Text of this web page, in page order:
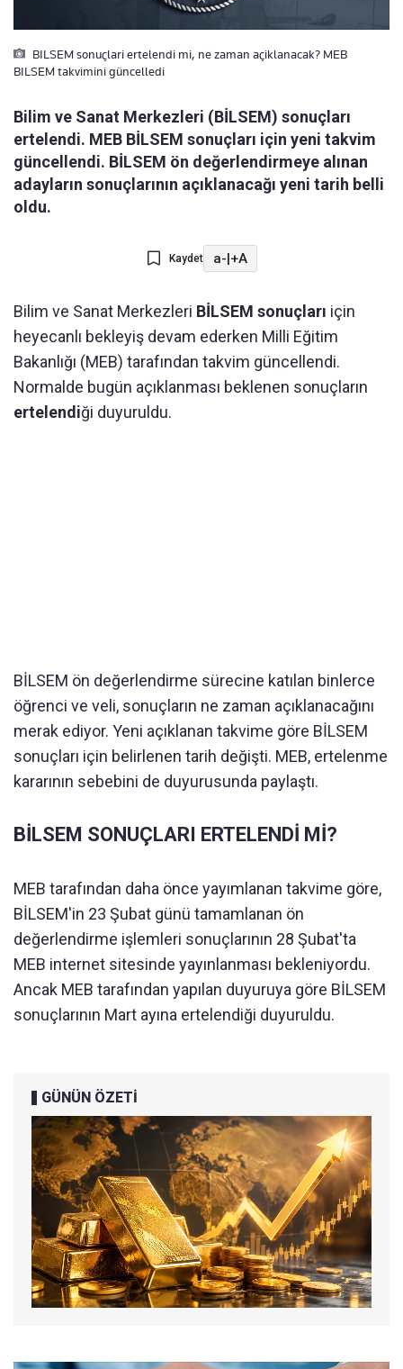
BILSEM sonuçlari ertelendi mi, ne zaman açiklanacak? MEB
BILSEM takvimini güncelledi
Bilim ve Sanat Merkezleri (BİLSEM) sonuçları
ertelendi. MEB BİLSEM sonuçları için yeni takvim
güncellendi. BİLSEM ön değerlendirmeye alınan
adayların sonuçlarının açıklanacağı yeni tarih belli
oldu.
Kaydet a-|+A
Bilim ve Sanat Merkezleri BİLSEM sonuçları için
heyecanlı bekleyiş devam ederken Milli Eğitim
Bakanlığı (MEB) tarafından takvim güncellendi.
Normalde bugün açıklanması beklenen sonuçların
ertelendiği duyuruldu.
BİLSEM ön değerlendirme sürecine katılan binlerce
öğrenci ve veli, sonuçların ne zaman açıklanacağını
merak ediyor. Yeni açıklanan takvime göre BİLSEM
sonuçları için belirlenen tarih değişti. MEB, ertelenme
kararının sebebini de duyurusunda paylaştı.
BİLSEM SONUÇLARI ERTELENDİ Mİ?
MEB tarafından daha önce yayımlanan takvime göre,
BİLSEM'in 23 Şubat günü tamamlanan ön
değerlendirme işlemleri sonuçlarının 28 Şubat'ta
MEB internet sitesinde yayınlanması bekleniyordu.
Ancak MEB tarafından yapılan duyuruya göre BİLSEM
sonuçlarının Mart ayına ertelendiği duyuruldu.
GÜNÜN ÖZETİ